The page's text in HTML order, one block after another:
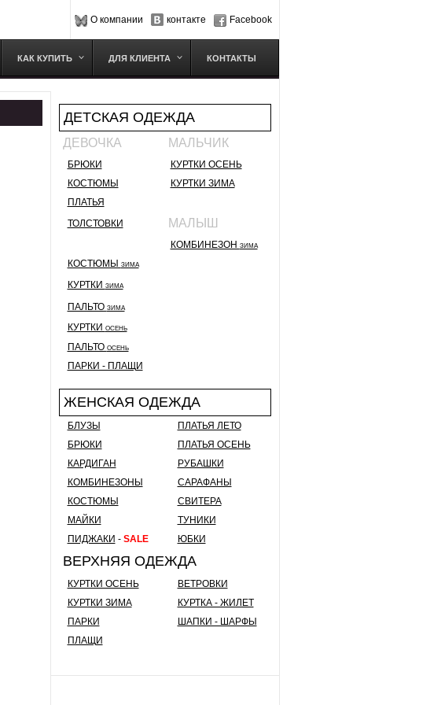
О компании контакте Facebook
КАК КУПИТЬ ДЛЯ КЛИЕНТА КОНТАКТЫ
ДЕТСКАЯ ОДЕЖДА
ДЕВОЧКА МАЛЬЧИК
БРЮКИ
КУРТКИ ОСЕНЬ
КОСТЮМЫ
КУРТКИ ЗИМА
ПЛАТЬЯ
ТОЛСТОВКИ
МАЛЫШ
КОМБИНЕЗОН ЗИМА
КОСТЮМЫ ЗИМА
КУРТКИ ЗИМА
ПАЛЬТО ЗИМА
КУРТКИ ОСЕНЬ
ПАЛЬТО ОСЕНЬ
ПАРКИ - ПЛАЩИ
ЖЕНСКАЯ ОДЕЖДА
БЛУЗЫ
ПЛАТЬЯ ЛЕТО
БРЮКИ
ПЛАТЬЯ ОСЕНЬ
КАРДИГАН
РУБАШКИ
КОМБИНЕЗОНЫ
САРАФАНЫ
КОСТЮМЫ
СВИТЕРА
МАЙКИ
ТУНИКИ
ПИДЖАКИ - SALE ЮБКИ
ВЕРХНЯЯ ОДЕЖДА
КУРТКИ ОСЕНЬ
ВЕТРОВКИ
КУРТКИ ЗИМА
КУРТКА - ЖИЛЕТ
ПАРКИ
ШАПКИ - ШАРФЫ
ПЛАЩИ